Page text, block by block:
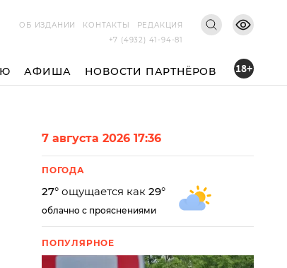
ОБ ИЗДАНИИ
КОНТАКТЫ
РЕДАКЦИЯ
+7 (4932) 41-94-81
АФИША НОВОСТИ ПАРТНЁРОВ 18+
7 августа 2026 17:36
ПОГОДА
27° ощущается как 29°
облачно с прояснениями
ПОПУЛЯРНОЕ